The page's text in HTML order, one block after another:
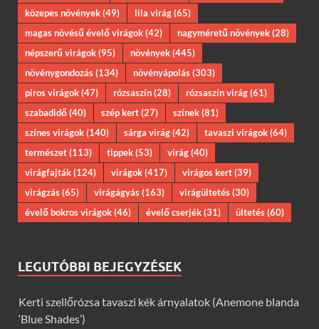
közepes növények(49) lila virág(65)
magas növésű évelő virágok(42) nagyméretű növények(28)
népszerű virágok(95) növények(445)
növénygondozás(134) növényápolás(303)
piros virágok(47) rózsaszín(28) rózsaszín virág(61)
szabadidő(40) szép kert(27) színek(81)
színes virágok(140) sárga virág(42) tavaszi virágok(64)
természet(113) tippek(53) virág(40)
virágfajták(124) virágok(417) virágos kert(39)
virágzás(65) virágágyás(163) virágültetés(30)
évelő bokros virágok(46) évelő cserjék(31) ültetés(60)
LEGUTÓBBI BEJEGYZÉSEK
Kerti szellőrózsa tavaszi kék árnyalatok (Anemone blanda
‘Blue Shades’)